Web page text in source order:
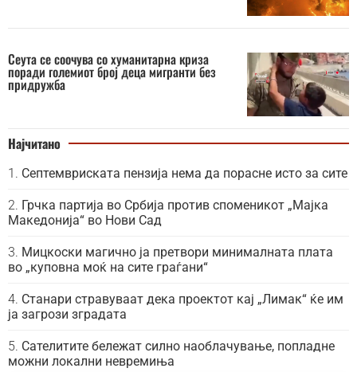
Сеута се соочува со хуманитарна криза
поради големиот број деца мигранти без
придружба
Најчитано
Септемвриската пензија нема да порасне исто за сите
Грчка партија во Србија против споменикот „Мајка
Македонија“ во Нови Сад
Мицкоски магично ја претвори минималната плата
во „куповна моќ на сите граѓани“
Станари стравуваат дека проектот кај „Лимак“ ќе им
ја загрози зградата
Сателитите бележат силно наоблачување, попладне
можни локални невремиња